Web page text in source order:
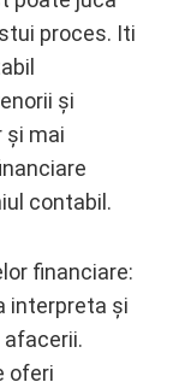
proces. Iti
și
și mai
contabil.
financiare:
interpreta și
afacerii.
oferi